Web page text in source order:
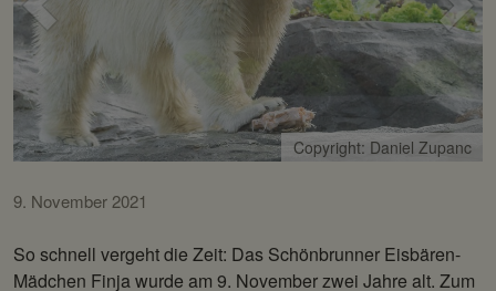
Bild Bild
Copyright: Daniel Zupanc
9. November 2021
So schnell vergeht die Zeit: Das Schönbrunner Eisbären-
Mädchen Finja wurde am 9. November zwei Jahre alt. Zum